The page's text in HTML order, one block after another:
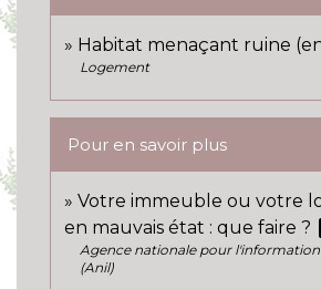
Habitat menaçant ruine
Logement
Pour en savoir plus
Votre immeuble ou votre
en mauvais état : que faire ?
Agence nationale pour
(Anil)